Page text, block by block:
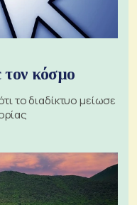
τον κόσμο
το διαδίκτυο μείωσε